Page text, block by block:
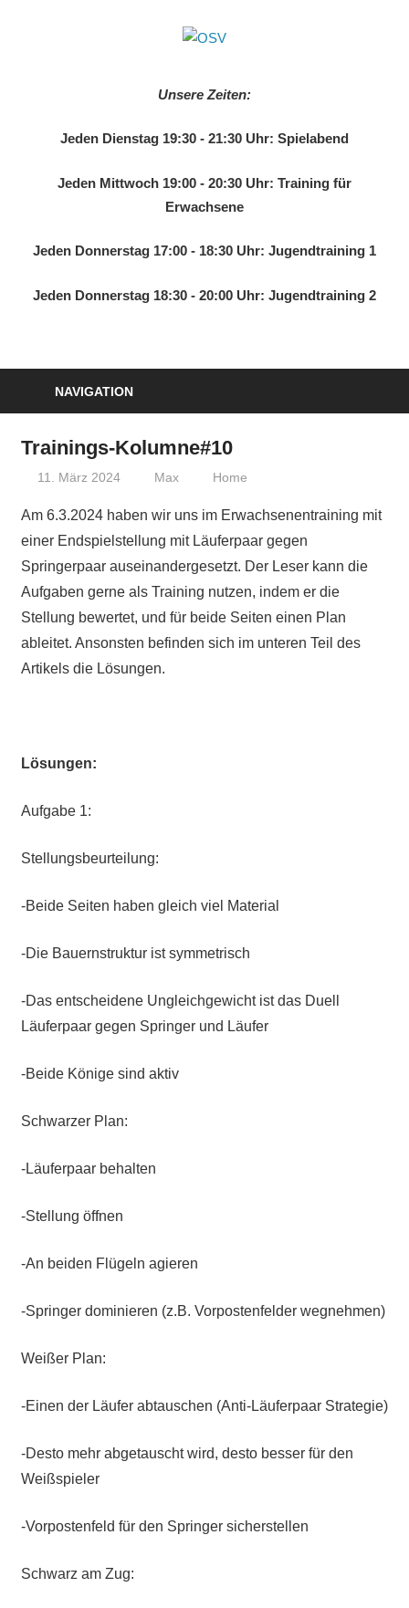
Unsere Zeiten:
Jeden Dienstag 19:30 - 21:30 Uhr: Spielabend
Jeden Mittwoch 19:00 - 20:30 Uhr: Training für
Erwachsene
Jeden Donnerstag 17:00 - 18:30 Uhr: Jugendtraining 1
Jeden Donnerstag 18:30 - 20:00 Uhr: Jugendtraining 2
NAVIGATION
Trainings-Kolumne#10
11. März 2024 Max Home
Am 6.3.2024 haben wir uns im Erwachsenentraining mit
einer Endspielstellung mit Läuferpaar gegen
Springerpaar auseinandergesetzt. Der Leser kann die
Aufgaben gerne als Training nutzen, indem er die
Stellung bewertet, und für beide Seiten einen Plan
ableitet. Ansonsten befinden sich im unteren Teil des
Artikels die Lösungen.
Lösungen:
Aufgabe 1:
Stellungsbeurteilung:
-Beide Seiten haben gleich viel Material
-Die Bauernstruktur ist symmetrisch
-Das entscheidene Ungleichgewicht ist das Duell
Läuferpaar gegen Springer und Läufer
-Beide Könige sind aktiv
Schwarzer Plan:
-Läuferpaar behalten
-Stellung öffnen
-An beiden Flügeln agieren
-Springer dominieren (z.B. Vorpostenfelder wegnehmen)
Weißer Plan:
-Einen der Läufer abtauschen (Anti-Läuferpaar Strategie)
-Desto mehr abgetauscht wird, desto besser für den
Weißspieler
-Vorpostenfeld für den Springer sicherstellen
Schwarz am Zug: